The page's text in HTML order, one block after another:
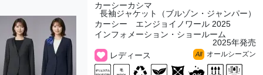
カーシーカシマ
長袖ジャケット（ブルゾン・ジャンパー）
カーシー エンジョイノワール 2025
インフォメーション・ショールーム
2025年発売
レディース
All オールシーズン